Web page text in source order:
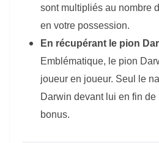
sont multipliés au nombre
en votre possession.
En récupérant le pion
Emblématique, le pion
joueur en joueur. Seul le
Darwin devant lui en fin
bonus.